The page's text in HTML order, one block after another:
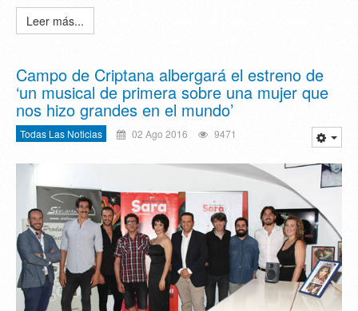
Leer más...
Campo de Criptana albergará el estreno de
‘un musical de primera sobre una mujer que
nos hizo grandes en el mundo’
Todas Las Noticias 02 Ago 2016 9471